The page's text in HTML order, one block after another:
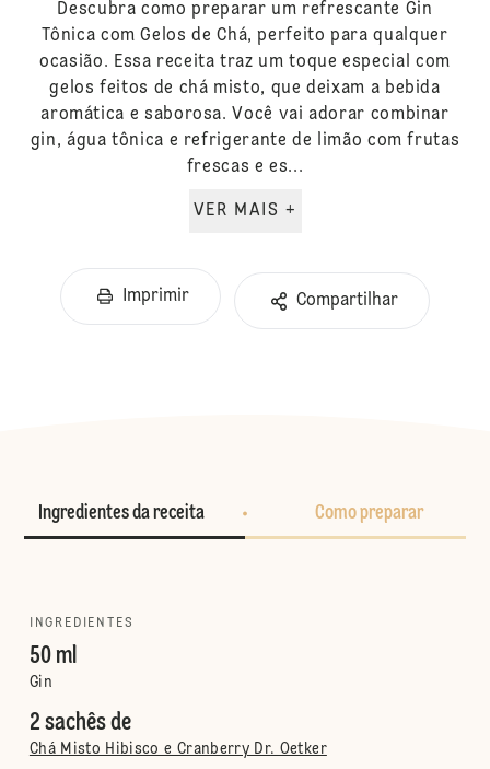
Descubra como preparar um refrescante Gin
Tônica com Gelos de Chá, perfeito para qualquer
ocasião. Essa receita traz um toque especial com
gelos feitos de chá misto, que deixam a bebida
aromática e saborosa. Você vai adorar combinar
gin, água tônica e refrigerante de limão com frutas
frescas e es...
VER MAIS +
Imprimir Compartilhar
Ingredientes da receita Como preparar
INGREDIENTES
50 ml
Gin
2 sachês de
Chá Misto Hibisco e Cranberry Dr. Oetker